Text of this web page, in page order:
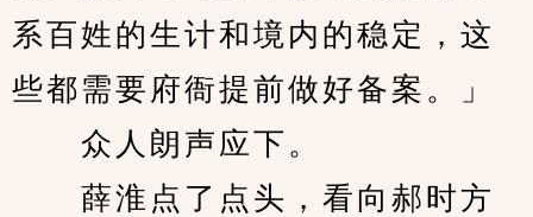
系百姓的生计和境内的稳定，这
些都需要府衙提前做好备案。」
众人朗声应下。
薛淮点了点头，看向郝时方